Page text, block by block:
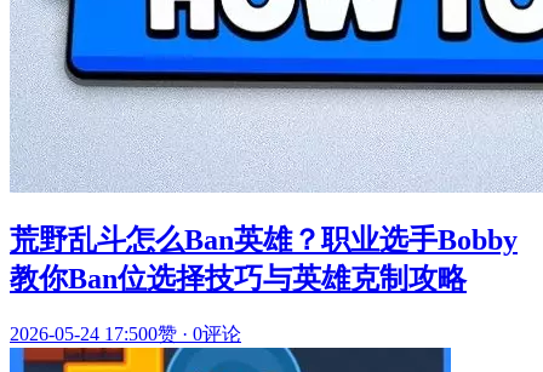
荒野乱斗怎么Ban英雄？职业选手Bobby
教你Ban位选择技巧与英雄克制攻略
2026-05-24 17:500赞 · 0评论